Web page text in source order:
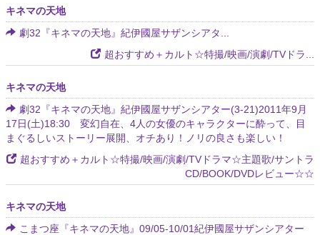
キネマの天地
劇32『キネマの天地』紀伊國屋サザンシアタ...
超おすすめ＋カルト☆特撮/映画/演劇/TVドラ...
キネマの天地
劇32『キネマの天地』紀伊國屋サザンシアター(3-21)2011年9月
17日(土)18:30 変幻自在、4人の女優のキャラクターに酔って、目
まぐるしいストーリー展開、オチあり！ノリの良さも楽しい！
超おすすめ＋カルト☆特撮/映画/演劇/TVドラマ☆主題歌/サントラ
CD/BOOK/DVDレビュー☆☆
キネマの天地
こまつ座『キネマの天地』09/05-10/01紀伊國屋サザンシアター